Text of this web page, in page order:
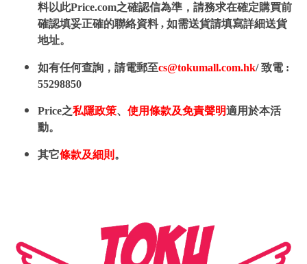
料以此Price.com之確認信為準，請務求在確定購買前
確認填妥正確的聯絡資料 , 如需送貨請填寫詳細送貨
地址。
如有任何查詢，請電郵至cs@tokumall.com.hk/ 致電 :
55298850
Price之私隱政策、 使用條款及免責聲明適用於本活
動。
其它條款及細則 。